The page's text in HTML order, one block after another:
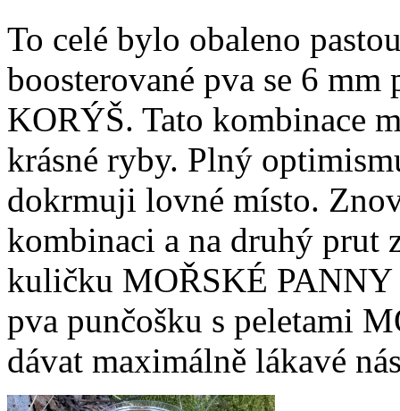
To celé bylo obaleno
boosterované pva se 6
KORÝŠ. Tato kombinace
krásné ryby. Plný
dokrmuji lovné místo.
kombinaci a na druhý prut
kuličku MOŘSKÉ PANNY
pva punčošku s peletami
dávat maximálně lákavé